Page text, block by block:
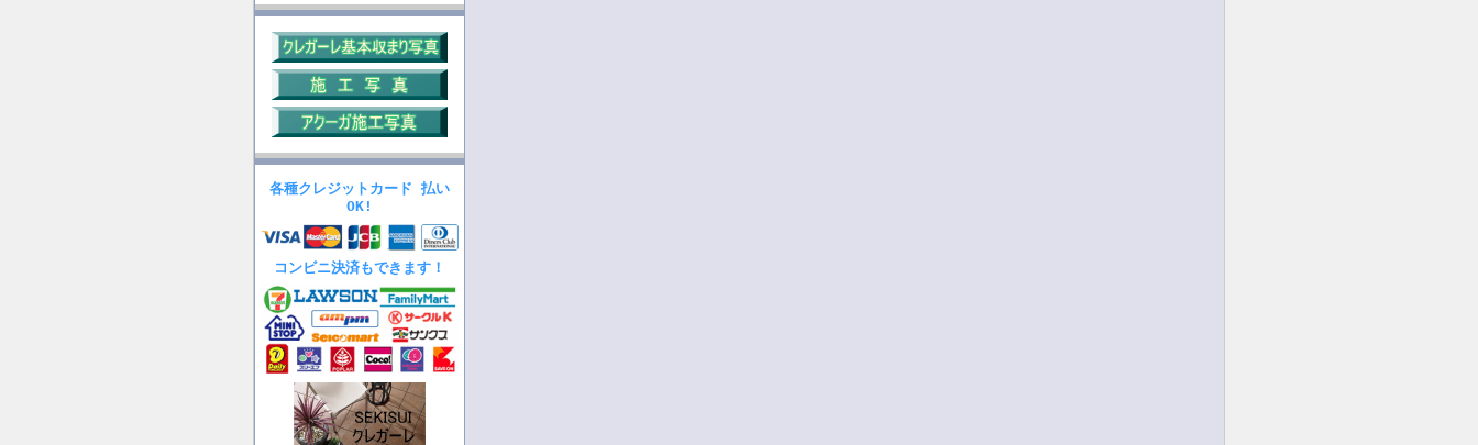
各種クレジットカード 払い
OK!
コンビニ決済もできます！